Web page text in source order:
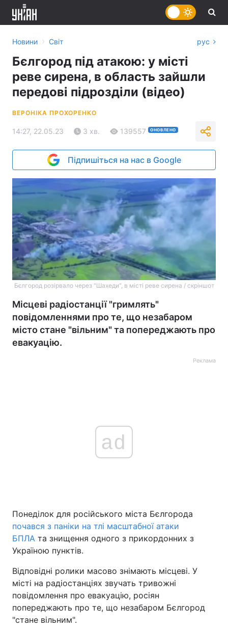
Політика
Економіка Світ
Спорт Наука
Техно і зв'язок Лайт
Зброя Інциденти
Новини › Світ рус
Бєлгород під атакою: у місті
реве сирена, в область зайшли
передові підрозділи (відео)
ВЕРОНІКА ПРОХОРЕНКО
14:27, 22.05.23 3 хв. 139557 ОНОВЛЕНО
Підпишіться на нас в Google
Бєлгород розірвало через "Шахеди", в місті реве сирена / скріншот
Місцеві радіостанції "гримлять"
повідомленнями про те, що незабаром
місто стане "вільним" та попереджають про
евакуацію.
Реклама
ad
Понеділок для російського міста Бєлгорода
почався з паніки на тлі масштабної атаки
БПЛА та знищення одного з прикордонних з
Україною пунктів.
Відповідні ролики масово знімають місцеві. У
місті на радіостанціях звучать тривожні
повідомлення про евакуацію, росіян
попереджають про те, що незабаром Бєлгород
"стане вільним".